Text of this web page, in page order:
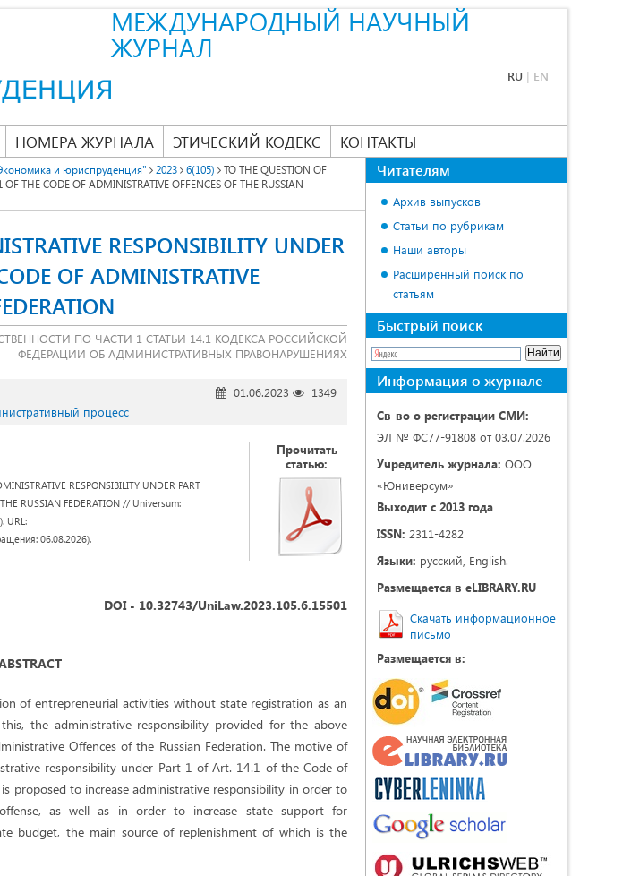
МЕЖДУНАРОДНЫЙ НАУЧНЫЙ
ЖУРНАЛ
RU | EN
НОМЕРА ЖУРНАЛА ЭТИЧЕСКИЙ КОДЕКС КОНТАКТЫ
и юриспруденция" 2023 6(105)
TO THE QUESTION OF
THE CODE OF ADMINISTRATIVE OFFENCES OF THE RUSSIAN
RESPONSIBILITY UNDER
OF ADMINISTRATIVE
ПО ЧАСТИ 1 СТАТЬИ 14.1 КОДЕКСА РОССИЙСКОЙ
ФЕДЕРАЦИИ ОБ АДМИНИСТРАТИВНЫХ ПРАВОНАРУШЕНИЯХ
01.06.2023
1349
процесс
RESPONSIBILITY UNDER PART
RUSSIAN FEDERATION // Universum:
URL:
06.08.2026).
Прочитать
статью:
DOI - 10.32743/UniLaw.2023.105.6.15501
of entrepreneurial activities without state registration as an
the administrative responsibility provided for the above
Offences of the Russian Federation. The motive of
responsibility under Part 1 of Art. 14.1 of the Code of
proposed to increase administrative responsibility in order to
as well as in order to increase state support for
budget, the main source of replenishment of which is the
Читателям
Архив выпусков
Статьи по рубрикам
Наши авторы
Расширенный поиск по
статьям
Быстрый поиск
Информация о журнале
Св-во о регистрации СМИ:
ЭЛ № ФС77-91808 от 03.07.2026
Учредитель журнала: ООО
«Юниверсум»
Выходит с 2013 года
ISSN: 2311-4282
Языки: русский, English.
Размещается в eLIBRARY.RU
Скачать информационное
письмо
Размещается в: